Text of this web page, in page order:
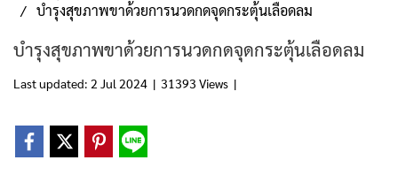
บำรุงสุขภาพขาด้วยการนวดกดจุดกระตุ้นเลือดลม
บำรุงสุขภาพขาด้วยการนวดกดจุดกระตุ้นเลือดลม
Last updated: 2 Jul 2024 | 31393 Views |